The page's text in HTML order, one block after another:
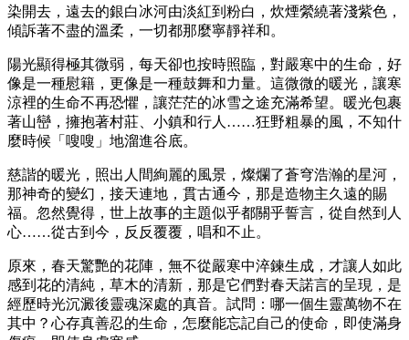
染開去，遠去的銀白冰河由淡紅到粉白，炊煙縈繞著淺紫色，
傾訴著不盡的溫柔，一切都那麼寧靜祥和。
陽光顯得極其微弱，每天卻也按時照臨，對嚴寒中的生命，好
像是一種慰籍，更像是一種鼓舞和力量。這微微的暖光，讓寒
涼裡的生命不再恐懼，讓茫茫的冰雪之途充滿希望。暖光包裹
著山巒，擁抱著村莊、小鎮和行人……狂野粗暴的風，不知什
麼時候「嗖嗖」地溜進谷底。
慈諧的暖光，照出人間絢麗的風景，燦爛了蒼穹浩瀚的星河，
那神奇的變幻，接天連地，貫古通今，那是造物主久遠的賜
福。忽然覺得，世上故事的主題似乎都關乎誓言，從自然到人
心……從古到今，反反覆覆，唱和不止。
原來，春天驚艷的花陣，無不從嚴寒中淬鍊生成，才讓人如此
感到花的清純，草木的清新，那是它們對春天諾言的呈現，是
經歷時光沉澱後靈魂深處的真音。試問：哪一個生靈萬物不在
其中？心存真善忍的生命，怎麼能忘記自己的使命，即使滿身